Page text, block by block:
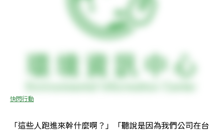
快閃行動
「這些人跑進來幹什麼啊？」「聽說是因為我們公司在台